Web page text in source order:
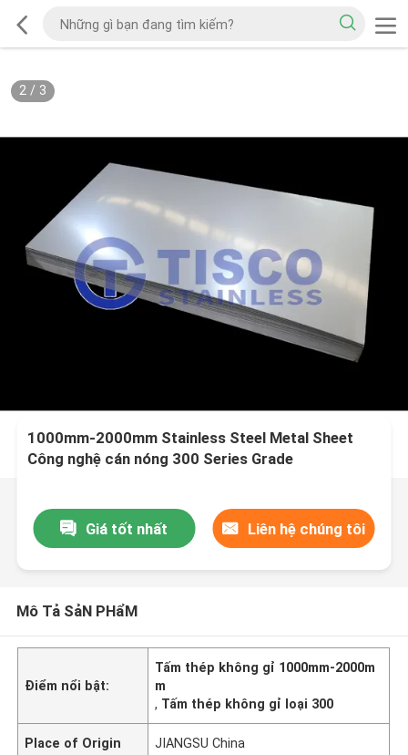
2/ 3
1000mm-2000mm Stainless Steel Metal Sheet
Công nghệ cán nóng 300 Series Grade
Giá tốt nhất Liên hệ chúng tôi
Mô Tả SảN PHẩM
Điểm nổi bật:
Tấm thép không gỉ 1000mm-2000m
m
, Tấm thép không gỉ loại 300
Place of Origin JIANGSU China